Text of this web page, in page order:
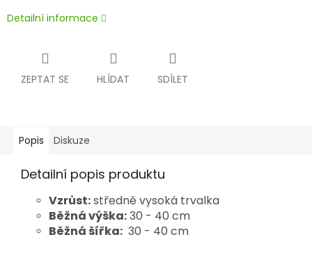
Detailní informace
ZEPTAT SE HLÍDAT SDÍLET
Popis Diskuze
Detailní popis produktu
Vzrůst:středně vysoká trvalka
Běžná výška:30 - 40 cm
Běžná šířka: 30 - 40 cm